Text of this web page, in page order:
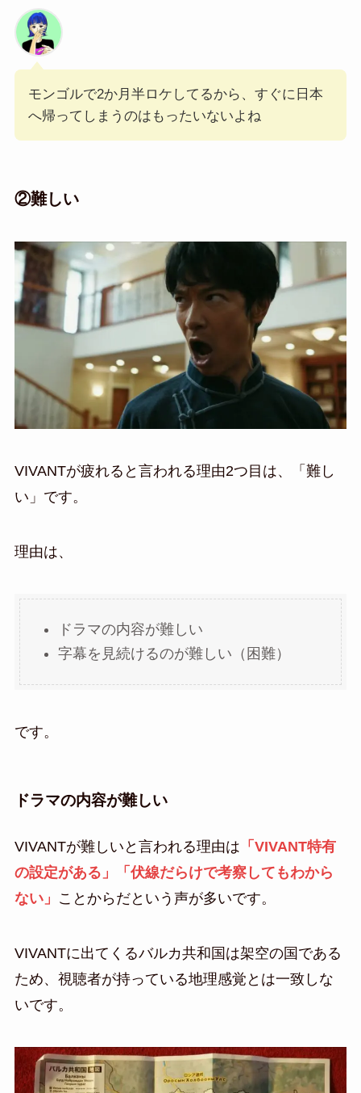
モンゴルで2か月半ロケしてるから、すぐに日本
へ帰ってしまうのはもったいないよね
②難しい
VIVANTが疲れると言われる理由2つ目は、「難し
い」です。
理由は、
ドラマの内容が難しい
字幕を見続けるのが難しい（困難）
です。
ドラマの内容が難しい
VIVANTが難しいと言われる理由は 「VIVANT特有
の設定がある」「伏線だらけで考察してもわから
ない」 ことからだという声が多いです。
VIVANTに出てくるバルカ共和国は架空の国である
ため、視聴者が持っている地理感覚とは一致しな
いです。